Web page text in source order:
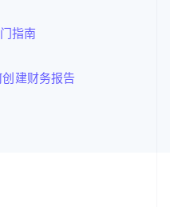
指南
建财务报告